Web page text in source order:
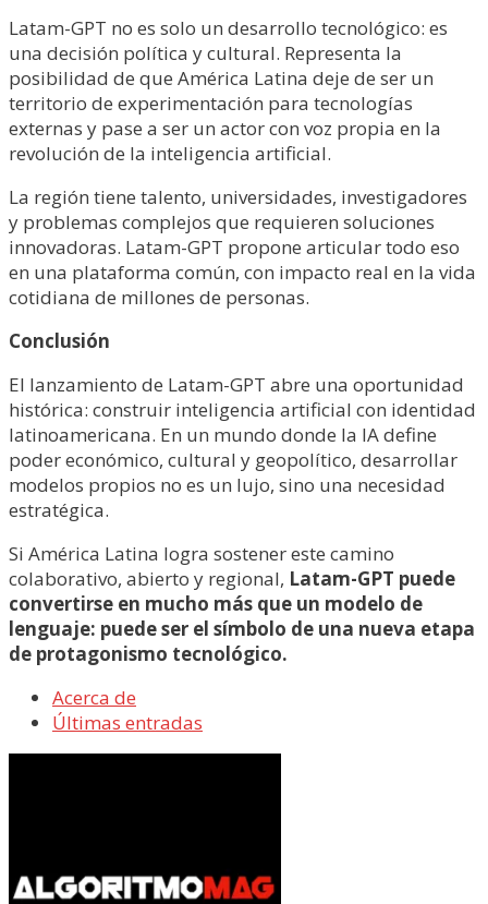
Latam-GPT no es solo un desarrollo tecnológico: es
una decisión política y cultural. Representa la
posibilidad de que América Latina deje de ser un
territorio de experimentación para tecnologías
externas y pase a ser un actor con voz propia en la
revolución de la inteligencia artificial.
La región tiene talento, universidades, investigadores
y problemas complejos que requieren soluciones
innovadoras. Latam-GPT propone articular todo eso
en una plataforma común, con impacto real en la vida
cotidiana de millones de personas.
Conclusión
El lanzamiento de Latam-GPT abre una oportunidad
histórica: construir inteligencia artificial con identidad
latinoamericana. En un mundo donde la IA define
poder económico, cultural y geopolítico, desarrollar
modelos propios no es un lujo, sino una necesidad
estratégica.
Si América Latina logra sostener este camino
colaborativo, abierto y regional, Latam-GPT puede
convertirse en mucho más que un modelo de
lenguaje: puede ser el símbolo de una nueva etapa
de protagonismo tecnológico.
Acerca de
Últimas entradas